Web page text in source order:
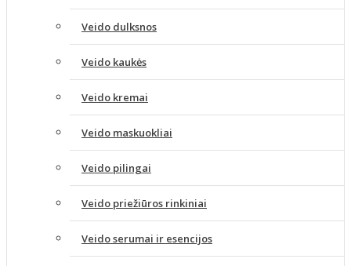
Veido dulksnos
Veido kaukės
Veido kremai
Veido maskuokliai
Veido pilingai
Veido priežiūros rinkiniai
Veido serumai ir esencijos